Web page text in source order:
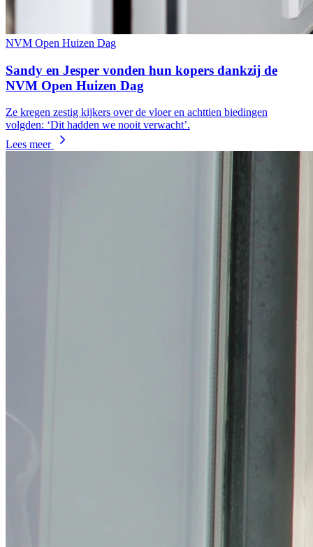
NVM Open Huizen Dag
Sandy en Jesper vonden hun kopers dankzij de
NVM Open Huizen Dag
Ze kregen zestig kijkers over de vloer en achttien biedingen
volgden: ‘Dit hadden we nooit verwacht’.
Lees meer